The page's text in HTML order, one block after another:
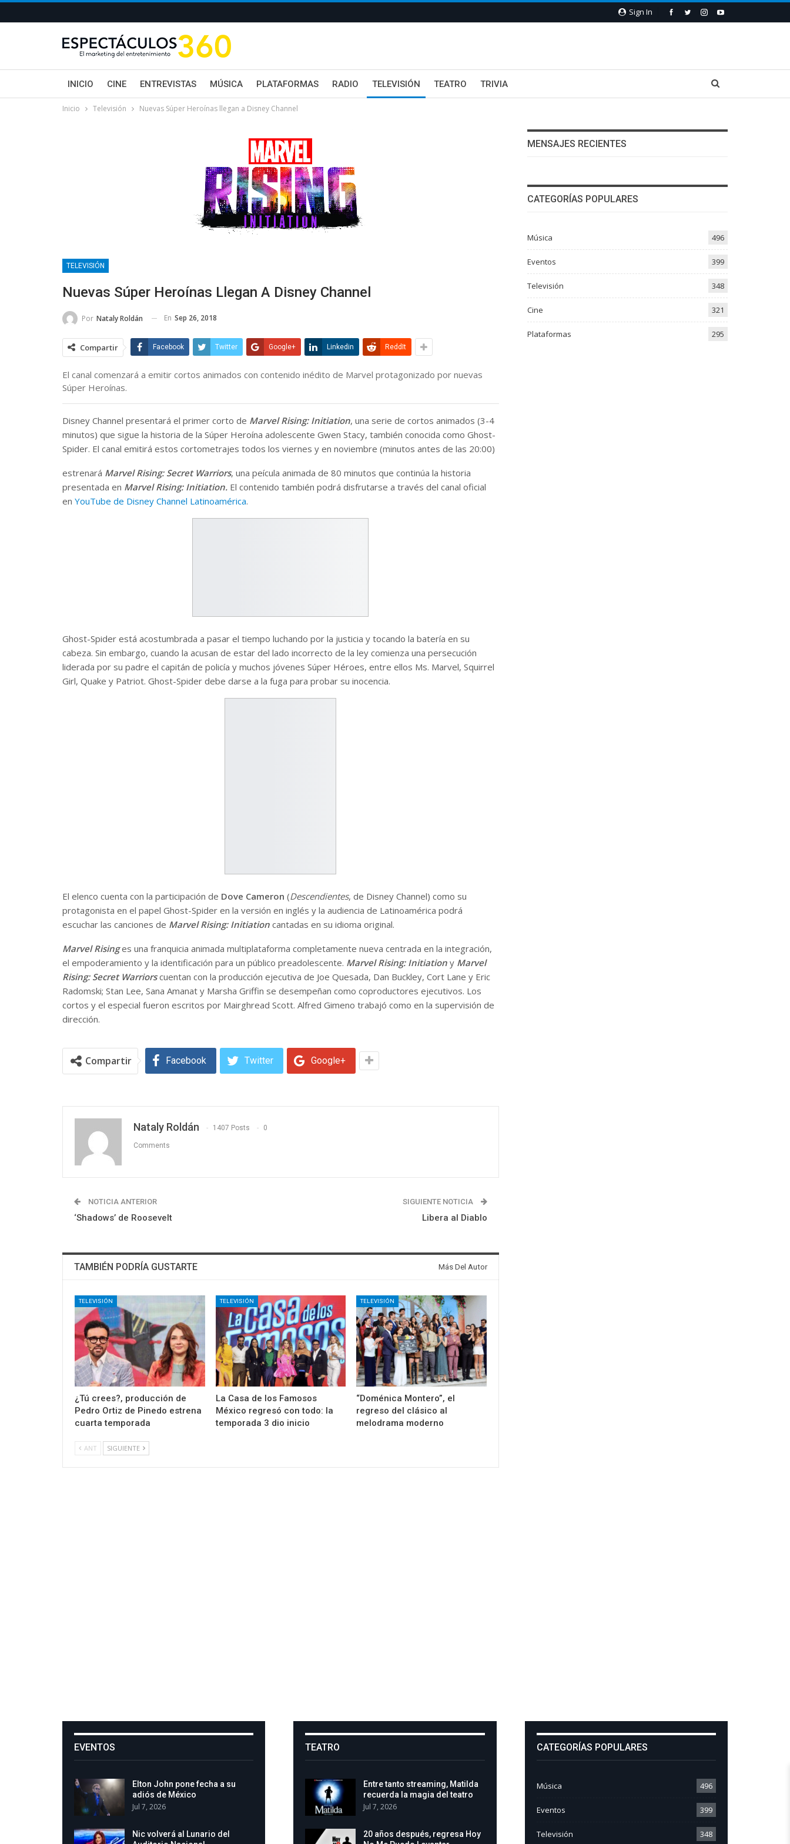
Sign In
INICIO CINE ENTREVISTAS MÚSICA PLATAFORMAS RADIO TELEVISIÓN TEATRO TRIVIA
Inicio Televisión Nuevas Súper Heroínas llegan a Disney Channel
TELEVISIÓN
Nuevas Súper Heroínas Llegan A Disney Channel
Por Nataly Roldán En Sep 26, 2018
Compartir Facebook Twitter Google+ Linkedin ReddIt
El canal comenzará a emitir cortos animados con contenido inédito de Marvel protagonizado por nuevas
Súper Heroínas.
Disney Channel presentará el primer corto de Marvel Rising: Initiation, una serie de cortos animados (3-4
minutos) que sigue la historia de la Súper Heroína adolescente Gwen Stacy, también conocida como Ghost-
Spider. El canal emitirá estos cortometrajes todos los viernes y en noviembre (minutos antes de las 20:00)
estrenará Marvel Rising: Secret Warriors, una peícula animada de 80 minutos que continúa la historia
presentada en Marvel Rising: Initiation. El contenido también podrá disfrutarse a través del canal oficial
en YouTube de Disney Channel Latinoamérica.
Ghost-Spider está acostumbrada a pasar el tiempo luchando por la justicia y tocando la batería en su
cabeza. Sin embargo, cuando la acusan de estar del lado incorrecto de la ley comienza una persecución
liderada por su padre el capitán de policía y muchos jóvenes Súper Héroes, entre ellos Ms. Marvel, Squirrel
Girl, Quake y Patriot. Ghost-Spider debe darse a la fuga para probar su inocencia.
El elenco cuenta con la participación de Dove Cameron (Descendientes, de Disney Channel) como su
protagonista en el papel Ghost-Spider en la versión en inglés y la audiencia de Latinoamérica podrá
escuchar las canciones de Marvel Rising: Initiation cantadas en su idioma original.
Marvel Risinges una franquicia animada multiplataforma completamente nueva centrada en la integración,
el empoderamiento y la identificación para un público preadolescente. Marvel Rising: Initiation y Marvel
Rising: Secret Warriorscuentan con la producción ejecutiva de Joe Quesada, Dan Buckley, Cort Lane y Eric
Radomski; Stan Lee, Sana Amanat y Marsha Griffin se desempeñan como coproductores ejecutivos. Los
cortos y el especial fueron escritos por Mairghread Scott. Alfred Gimeno trabajó como en la supervisión de
dirección.
Compartir Facebook Twitter Google+
Nataly Roldán 1407 Posts 0
Comments
NOTICIA ANTERIOR
‘Shadows’ de Roosevelt
SIGUIENTE NOTICIA
Libera al Diablo
TAMBIÉN PODRÍA GUSTARTE Más Del Autor
TELEVISIÓN
¿Tú crees?, producción de
Pedro Ortiz de Pinedo estrena
cuarta temporada
TELEVISIÓN
La Casa de los Famosos
México regresó con todo: la
temporada 3 dio inicio
TELEVISIÓN
“Doménica Montero”, el
regreso del clásico al
melodrama moderno
ANT SIGUIENTE
MENSAJES RECIENTES
CATEGORÍAS POPULARES
Música 496
Eventos 399
Televisión 348
Cine 321
Plataformas 295
EVENTOS
Elton John pone fecha a su
adiós de México
Jul 7, 2026
Nic volverá al Lunario del
TEATRO
Entre tanto streaming, Matilda
recuerda la magia del teatro
Jul 7, 2026
20 años después, regresa Hoy
CATEGORÍAS POPULARES
Música 496
Eventos 399
Televisión 348